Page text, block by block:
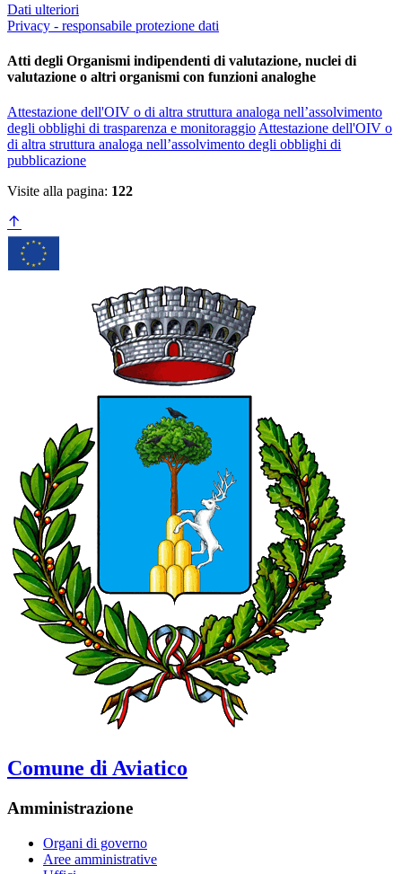
Dati ulteriori
Privacy - responsabile protezione dati
Atti degli Organismi indipendenti di valutazione, nuclei di
valutazione o altri organismi con funzioni analoghe
Attestazione dell'OIV o di altra struttura analoga nell’assolvimento
degli obblighi di trasparenza e monitoraggio Attestazione dell'OIV o
di altra struttura analoga nell’assolvimento degli obblighi di
pubblicazione
Visite alla pagina: 122
Comune di Aviatico
Amministrazione
Organi di governo
Aree amministrative